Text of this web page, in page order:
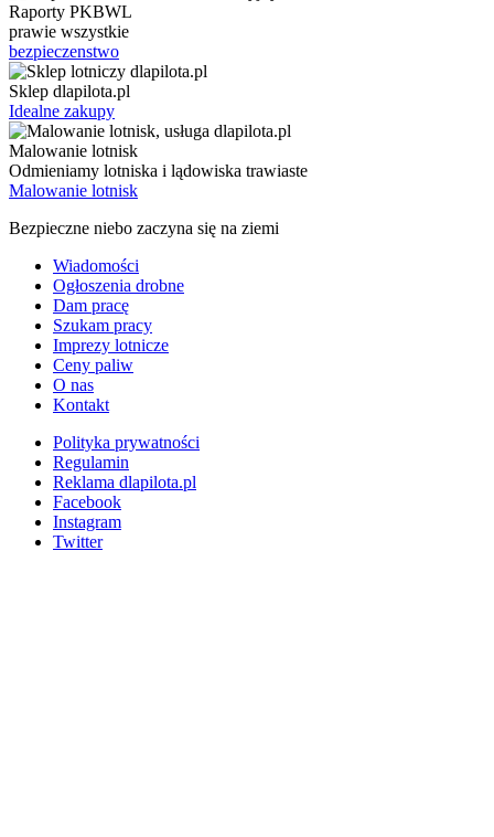
Raporty PKBWL
prawie wszystkie
bezpieczenstwo
Sklep dlapilota.pl
Idealne zakupy
Malowanie lotnisk
Odmieniamy lotniska i lądowiska trawiaste
Malowanie lotnisk
Bezpieczne niebo zaczyna się na ziemi
Wiadomości
Ogłoszenia drobne
Dam pracę
Szukam pracy
Imprezy lotnicze
Ceny paliw
O nas
Kontakt
Polityka prywatności
Regulamin
Reklama dlapilota.pl
Facebook
Instagram
Twitter